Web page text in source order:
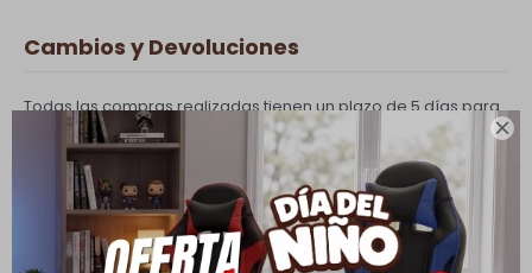

Cambios y Devoluciones
Todas las compras realizadas tienen un plazo de 5 días para
su cambio.
Ver mas
Medios de pago